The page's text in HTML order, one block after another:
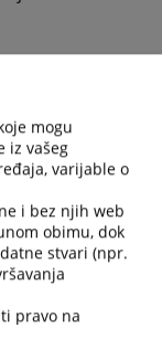
mogu
iz vašeg
varijable o
i bez njih web
obimu, dok
stvari (npr.
pravo na